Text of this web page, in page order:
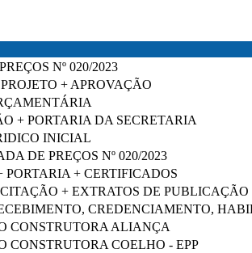
Nº 020/2023
+ APROVAÇÃO
+ PORTARIA DA SECRETARIA
INICIAL
DE PREÇOS Nº 020/2023
+ CERTIFICADOS
+ EXTRATOS DE PUBLICAÇÃO
CREDENCIAMENTO,
CONSTRUTORA ALIANÇA
CONSTRUTORA COELHO - EPP